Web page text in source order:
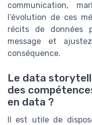
communication,
l’évolution de ces
récits de données
message et
conséquence.
Le data
des
en data ?
Il est utile de